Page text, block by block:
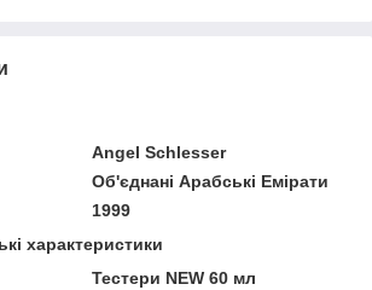
Angel Schlesser
Об'єднані Арабські Емірати
1999
характеристики
Тестери NEW 60 мл